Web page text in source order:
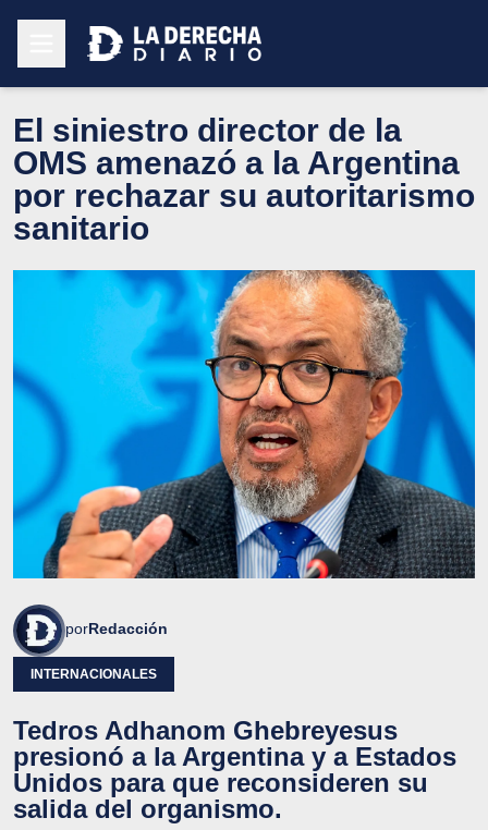
El siniestro director de la
OMS amenazó a la Argentina
por rechazar su autoritarismo
sanitario
porRedacción
INTERNACIONALES
Tedros Adhanom Ghebreyesus
presionó a la Argentina y a Estados
Unidos para que reconsideren su
salida del organismo.